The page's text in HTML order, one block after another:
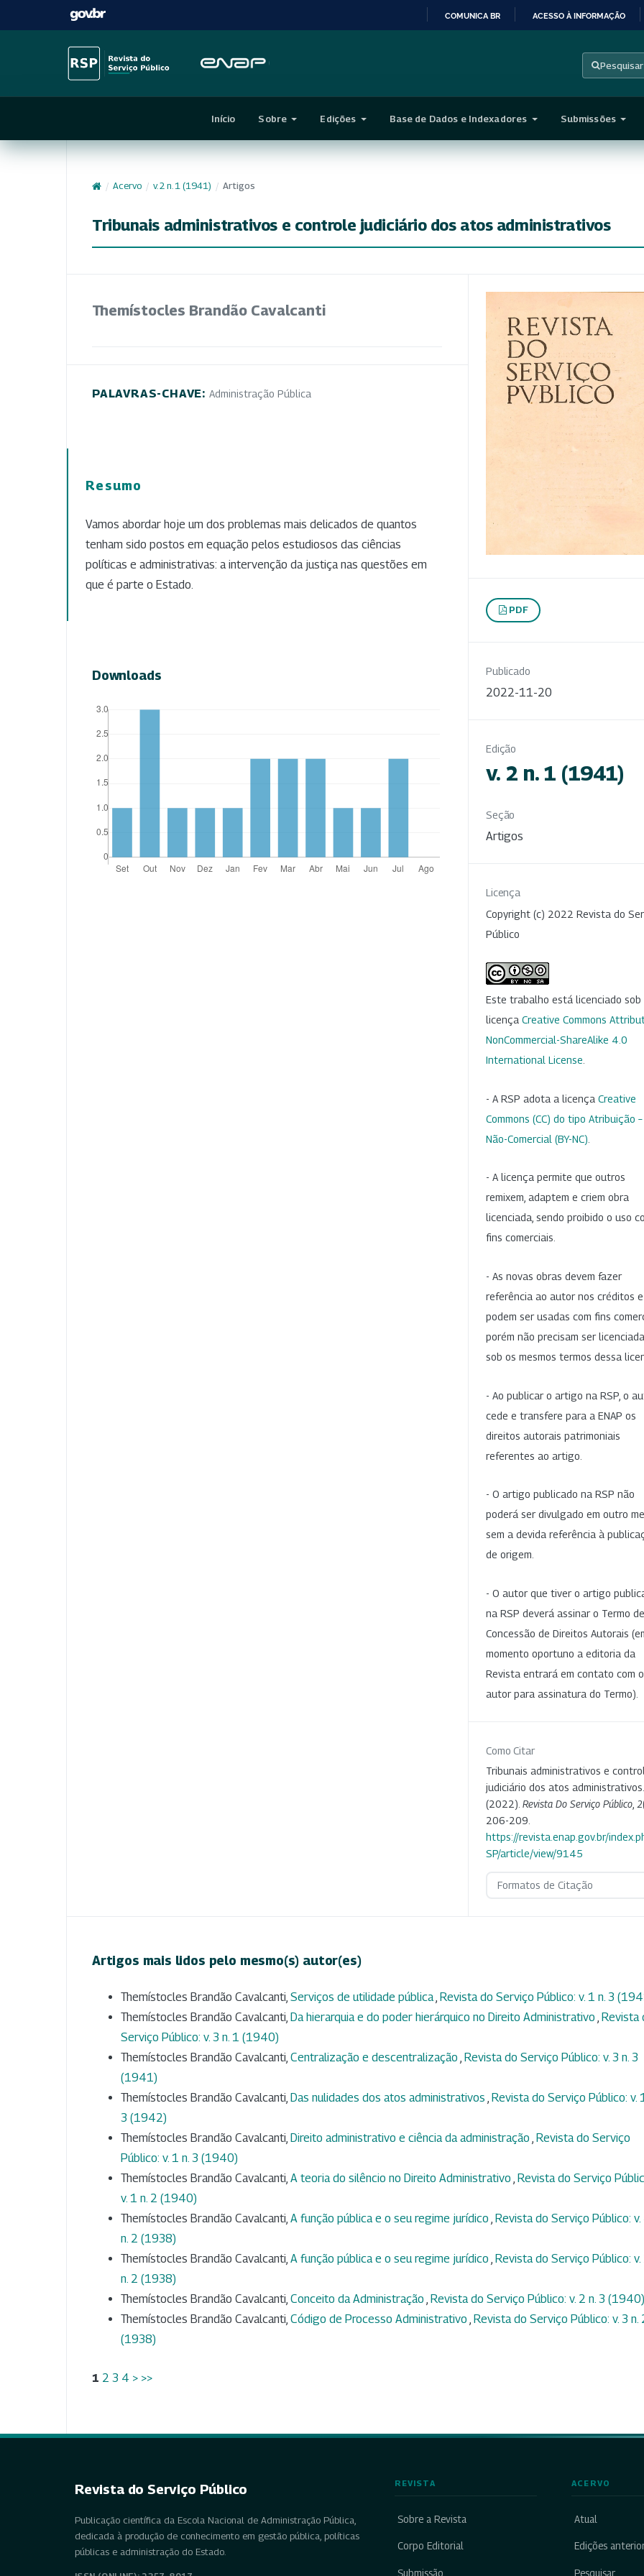
CONTEÚDO
COMUNICA BR ACESSO À INFORMAÇÃO
Pesquisar
Início Sobre Edições Base de Dados e Indexadores Submissões
/ Acervo / v. 2 n. 1 (1941) / Artigos
Tribunais administrativos e controle judiciário dos atos administrativos
Themístocles Brandão Cavalcanti
PALAVRAS-CHAVE: Administração Pública
Resumo
Vamos abordar hoje um dos problemas mais delicados de quantos
tenham sido postos em equação pelos estudiosos das ciências
políticas e administrativas: a intervenção da justiça nas questões em
que é parte o Estado.
Downloads
PDF
Publicado
2022-11-20
Edição
v. 2 n. 1 (1941)
Seção
Artigos
Licença
Copyright (c) 2022 Revista do
Público
Este trabalho está licenciado sob
licença Creative Commons
NonCommercial-ShareAlike 4.0
International License
- A RSP adota a licença Creative
Commons (CC) do tipo Atribuição –
Não-Comercial (BY-NC)
- A licença permite que outros
remixem, adaptem e criem obra
licenciada, sendo proibido o uso
fins comerciais.
- As novas obras devem fazer
referência ao autor nos créditos
podem ser usadas com fins
porém não precisam ser
sob os mesmos termos dessa
- Ao publicar o artigo na RSP, o
cede e transfere para a ENAP os
direitos autorais patrimoniais
referentes ao artigo.
- O artigo publicado na RSP não
poderá ser divulgado em outro
sem a devida referência à
de origem.
- O autor que tiver o artigo
na RSP deverá assinar o Termo de
Concessão de Direitos Autorais
momento oportuno a editoria da
Revista entrará em contato com o
autor para assinatura do Termo).
Como Citar
Tribunais administrativos e
judiciário dos atos administrativos.
(2022). Revista Do Serviço Público 2
206-209.
https://revista.enap.gov.br/
SP/article/view/9145
Formatos de Citação
Artigos mais lidos pelo mesmo(s) autor(es)
Themístocles Brandão Cavalcanti, Serviços de utilidade pública, Revista do Serviço Público: v. 1 n. 3
Themístocles Brandão Cavalcanti, Da hierarquia e do poder hierárquico no Direito Administrativo , Revista
Serviço Público: v. 3 n. 1 (1940)
Themístocles Brandão Cavalcanti, Centralização e descentralização , Revista do Serviço Público: v. 3 n. 3
(1941)
Themístocles Brandão Cavalcanti, Das nulidades dos atos administrativos , Revista do Serviço Público: v.
3 (1942)
Themístocles Brandão Cavalcanti, Direito administrativo e ciência da administração , Revista do Serviço
Público: v. 1 n. 3 (1940)
Themístocles Brandão Cavalcanti, A teoria do silêncio no Direito Administrativo , Revista do Serviço
v. 1 n. 2 (1940)
Themístocles Brandão Cavalcanti, A função pública e o seu regime jurídico , Revista do Serviço Público: v.
n. 2 (1938)
Themístocles Brandão Cavalcanti, A função pública e o seu regime jurídico , Revista do Serviço Público: v.
n. 2 (1938)
Themístocles Brandão Cavalcanti, Conceito da Administração , Revista do Serviço Público: v. 2 n. 3 (1940)
Themístocles Brandão Cavalcanti, Código de Processo Administrativo , Revista do Serviço Público: v. 3 n.
(1938)
1 2 3 4 > >>
Revista do Serviço Público
Publicação científica da Escola Nacional de Administração Pública,
dedicada à produção de conhecimento em gestão pública, políticas
públicas e administração do Estado.
REVISTA
Sobre a Revista
Corpo Editorial
Submissão
ACERVO
Atual
Edições
Pesquisar